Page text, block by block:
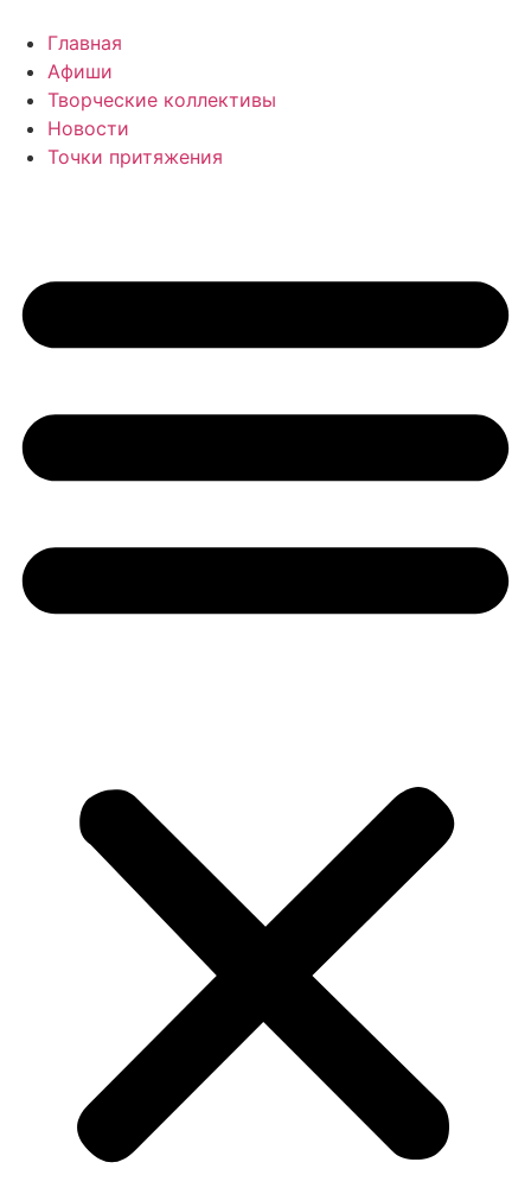
содержимому
Главная
Афиши
Творческие коллективы
Новости
Точки притяжения